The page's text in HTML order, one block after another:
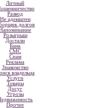
Личный
Развод
Не адекватен
долгов
Розыгрыш
Достали
Банк
СМС
Спам
Реклама
Знакомство
владельца
Услуги
Товары
Досуг
Угрозы
Прочее